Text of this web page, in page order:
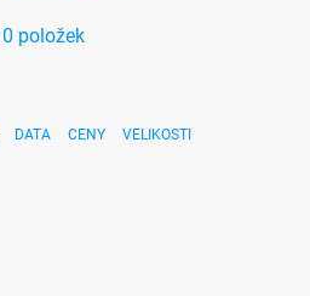
0 položek
DATA CENY VELIKOSTI